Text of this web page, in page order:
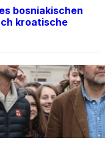
bosniakischen
kroatische